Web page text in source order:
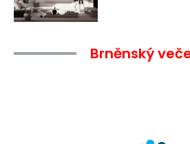
Brněnský